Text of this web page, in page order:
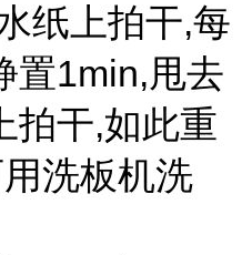
纸上拍干,每
置1min,甩去
拍干,如此重
洗板机洗